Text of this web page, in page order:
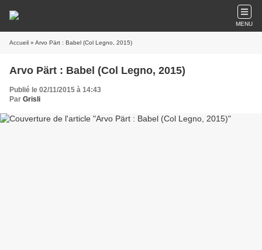
MENU
Accueil » Arvo Pärt : Babel (Col Legno, 2015)
Arvo Pärt : Babel (Col Legno, 2015)
Publié le 02/11/2015 à 14:43
Par Grisli